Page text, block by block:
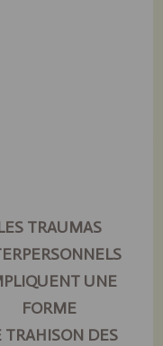
TRAUMAS
UNE
FORME
TRAHISON DES